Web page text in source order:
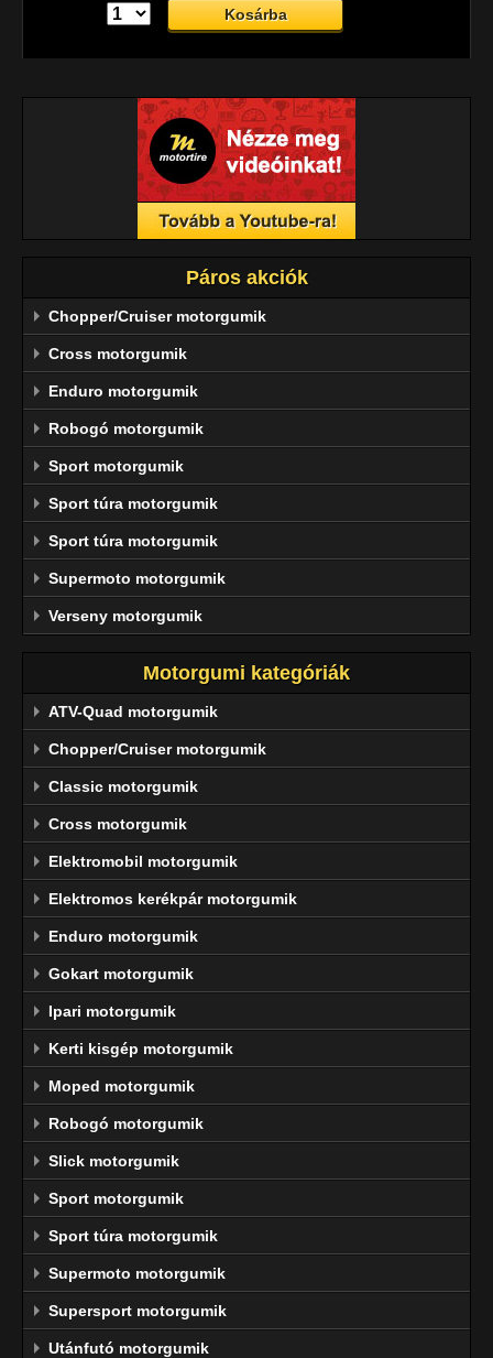
Páros akciók
Chopper/Cruiser motorgumik
Cross motorgumik
Enduro motorgumik
Robogó motorgumik
Sport motorgumik
Sport túra motorgumik
Sport túra motorgumik
Supermoto motorgumik
Verseny motorgumik
Motorgumi kategóriák
ATV-Quad motorgumik
Chopper/Cruiser motorgumik
Classic motorgumik
Cross motorgumik
Elektromobil motorgumik
Elektromos kerékpár motorgumik
Enduro motorgumik
Gokart motorgumik
Ipari motorgumik
Kerti kisgép motorgumik
Moped motorgumik
Robogó motorgumik
Slick motorgumik
Sport motorgumik
Sport túra motorgumik
Supermoto motorgumik
Supersport motorgumik
Utánfutó motorgumik